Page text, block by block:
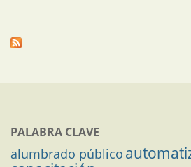
PALABRA CLAVE
alumbrado público